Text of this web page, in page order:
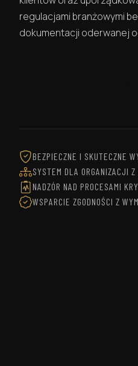
regulacjami branżowymi
dokumentacji oderwanej
BEZPIECZNE I SKUTECZNE
SYSTEM DLA ORGANIZACJI
NADZÓR NAD PROCESAMI
WSPARCIE ZGODNOŚCI Z